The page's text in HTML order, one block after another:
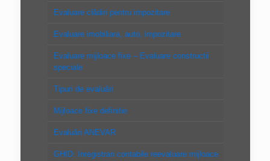
Evaluare clădiri pentru impozitare
Evaluare imobiliara, auto, impozitare
Evaluare mijloace fixe – Evaluare constructii
speciale
Tipuri de evaluări
Mijloace fixe definitie
Evaluări ANEVAR
GHID: Inregistrari contabile reevaluare mijloace